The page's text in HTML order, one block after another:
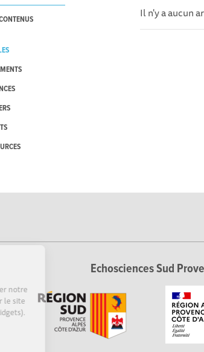
pour mesurer notre
pour enrichir le site
et widgets).
Il n'y a aucun
Echosciences Sud